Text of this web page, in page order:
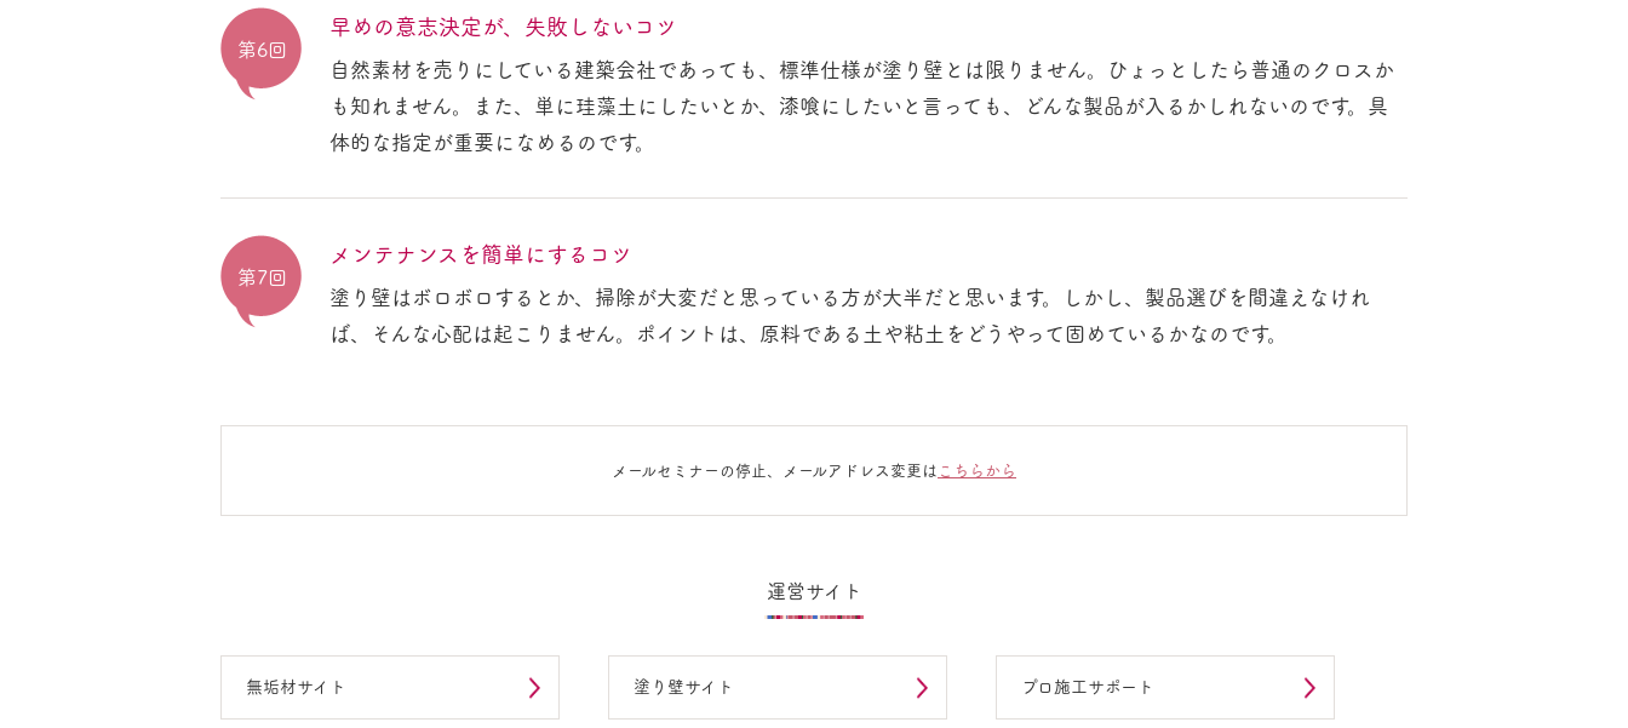
第6回
早めの意志決定が、失敗しないコツ
自然素材を売りにしている建築会社であっても、標準仕様が塗り壁とは限りません。ひょっとしたら普通のクロスか
も知れません。また、単に珪藻土にしたいとか、漆喰にしたいと言っても、どんな製品が入るかしれないのです。具
体的な指定が重要になめるのです。
第7回
メンテナンスを簡単にするコツ
塗り壁はボロボロするとか、掃除が大変だと思っている方が大半だと思います。しかし、製品選びを間違えなけれ
ば、そんな心配は起こりません。ポイントは、原料である土や粘土をどうやって固めているかなのです。
メールセミナーの停止、メールアドレス変更は こちらから
運営サイト
無垢材サイト 塗り壁サイト プロ施工サポート